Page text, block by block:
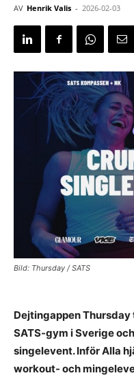
AV Henrik Valis - 2026-02-03
Bild: Thursday / SATS
Dejtingappen
SATS-gym i Sverige
singelevent. Inför Alla
workout- och